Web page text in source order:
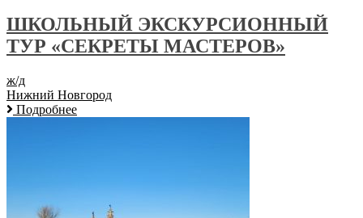
ШКОЛЬНЫЙ ЭКСКУРСИОННЫЙ
ТУР «СЕКРЕТЫ МАСТЕРОВ»
ж/д
Нижний Новгород
Подробнее